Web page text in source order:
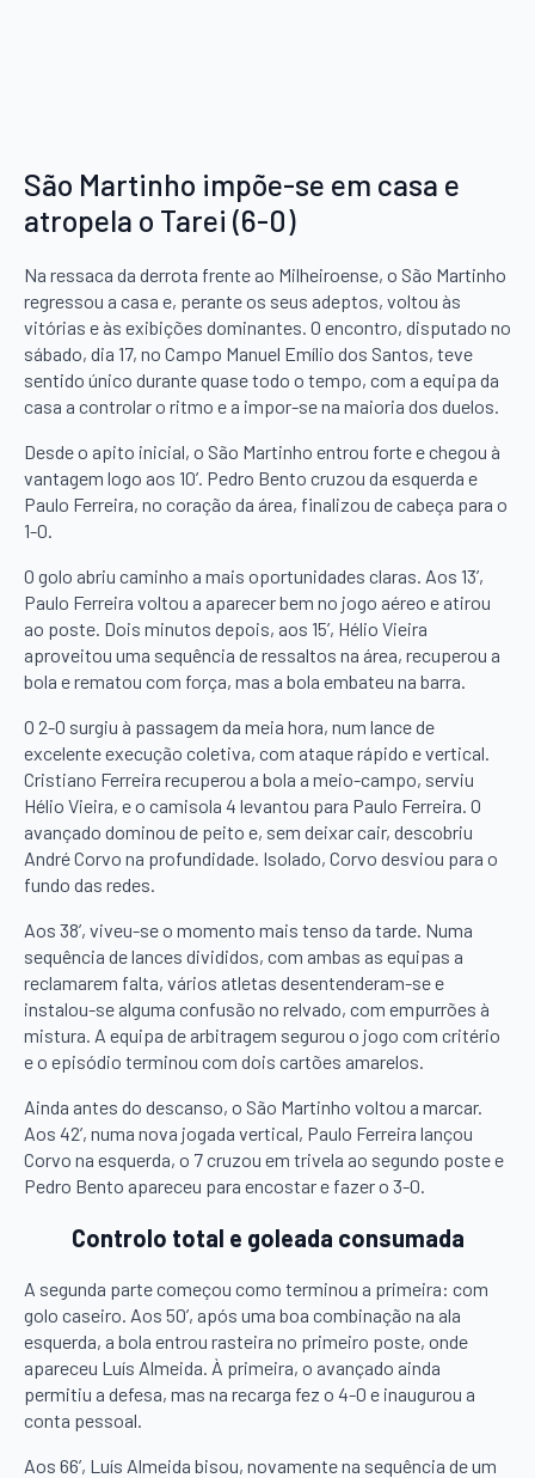
São Martinho impõe-se em casa e
atropela o Tarei (6-0)
Na ressaca da derrota frente ao Milheiroense, o São Martinho
regressou a casa e, perante os seus adeptos, voltou às
vitórias e às exibições dominantes. O encontro, disputado no
sábado, dia 17, no Campo Manuel Emílio dos Santos, teve
sentido único durante quase todo o tempo, com a equipa da
casa a controlar o ritmo e a impor-se na maioria dos duelos.
Desde o apito inicial, o São Martinho entrou forte e chegou à
vantagem logo aos 10’. Pedro Bento cruzou da esquerda e
Paulo Ferreira, no coração da área, finalizou de cabeça para o
1-0.
O golo abriu caminho a mais oportunidades claras. Aos 13’,
Paulo Ferreira voltou a aparecer bem no jogo aéreo e atirou
ao poste. Dois minutos depois, aos 15’, Hélio Vieira
aproveitou uma sequência de ressaltos na área, recuperou a
bola e rematou com força, mas a bola embateu na barra.
O 2-0 surgiu à passagem da meia hora, num lance de
excelente execução coletiva, com ataque rápido e vertical.
Cristiano Ferreira recuperou a bola a meio-campo, serviu
Hélio Vieira, e o camisola 4 levantou para Paulo Ferreira. O
avançado dominou de peito e, sem deixar cair, descobriu
André Corvo na profundidade. Isolado, Corvo desviou para o
fundo das redes.
Aos 38’, viveu-se o momento mais tenso da tarde. Numa
sequência de lances divididos, com ambas as equipas a
reclamarem falta, vários atletas desentenderam-se e
instalou-se alguma confusão no relvado, com empurrões à
mistura. A equipa de arbitragem segurou o jogo com critério
e o episódio terminou com dois cartões amarelos.
Ainda antes do descanso, o São Martinho voltou a marcar.
Aos 42’, numa nova jogada vertical, Paulo Ferreira lançou
Corvo na esquerda, o 7 cruzou em trivela ao segundo poste e
Pedro Bento apareceu para encostar e fazer o 3-0.
Controlo total e goleada consumada
A segunda parte começou como terminou a primeira: com
golo caseiro. Aos 50’, após uma boa combinação na ala
esquerda, a bola entrou rasteira no primeiro poste, onde
apareceu Luís Almeida. À primeira, o avançado ainda
permitiu a defesa, mas na recarga fez o 4-0 e inaugurou a
conta pessoal.
Aos 66’, Luís Almeida bisou, novamente na sequência de um